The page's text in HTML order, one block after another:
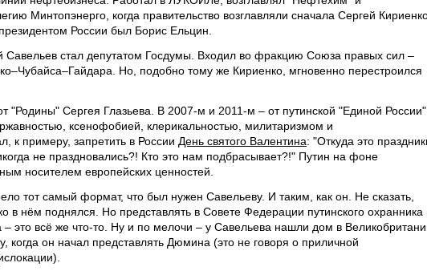
Минтопэнерго, когда правительство возглавляли сначала Сергей
России был Борис Ельцин.
Савельев стал депутатом Госдумы. Входил во фракцию Союза правых сил –
Но, подобно тому же Кириенко, мгновенно перестроился
"Родины" Сергея Глазьева. В 2007-м и 2011-м – от путинской "Единой
ксенофобией, клерикальностью, милитаризмом и
к примеру, запретить в России День святого Валентина: "Откуда это
не праздновались?! Кто это нам подбрасывает?!" Путин на фоне
носителем европейских ценностей.
тот самый формат, что был нужен Савельеву. И таким, как он. Не сказать,
в нём поднялся. Но представлять в Совете Федерации путинского охранника
– это всё же что-то. Ну и по мелочи – у Савельева нашли дом в
когда он начал представлять Дюмина (это не говоря о приличной